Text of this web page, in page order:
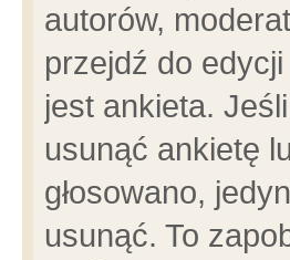
autorów,
przejdź do
jest ankieta.
usunąć ankietę
głosowano,
usunąć. To